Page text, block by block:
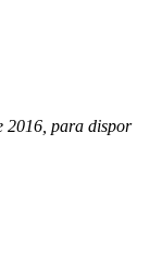
2016, para dispor